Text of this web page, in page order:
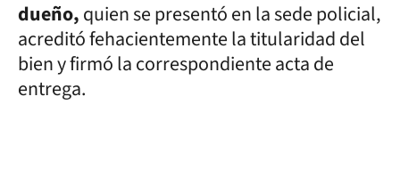
dueño,quien se presentó en la sede policial,
acreditó fehacientemente la titularidad del
bien y firmó la correspondiente acta de
entrega.